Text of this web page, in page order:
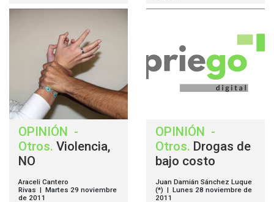
OPINIÓN -
Otros. Violencia,
NO
Araceli Cantero
Rivas | Martes 29 noviembre
de 2011
OPINIÓN -
Otros. Drogas de
bajo costo
Juan Damián Sánchez Luque
(*) | Lunes 28 noviembre de
2011